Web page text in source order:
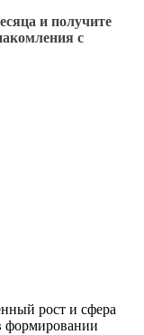
и получите
с
рост и сфера
формировании